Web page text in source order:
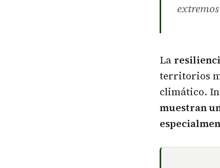
La
territorios
climático.
muestran